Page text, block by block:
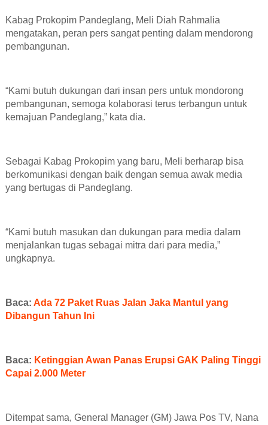
Kabag Prokopim Pandeglang, Meli Diah Rahmalia
mengatakan, peran pers sangat penting dalam mendorong
pembangunan.
“Kami butuh dukungan dari insan pers untuk mondorong
pembangunan, semoga kolaborasi terus terbangun untuk
kemajuan Pandeglang,” kata dia.
Sebagai Kabag Prokopim yang baru, Meli berharap bisa
berkomunikasi dengan baik dengan semua awak media
yang bertugas di Pandeglang.
“Kami butuh masukan dan dukungan para media dalam
menjalankan tugas sebagai mitra dari para media,”
ungkapnya.
Baca: Ada 72 Paket Ruas Jalan Jaka Mantul yang
Dibangun Tahun Ini
Baca: Ketinggian Awan Panas Erupsi GAK Paling Tinggi
Capai 2.000 Meter
Ditempat sama, General Manager (GM) Jawa Pos TV, Nana